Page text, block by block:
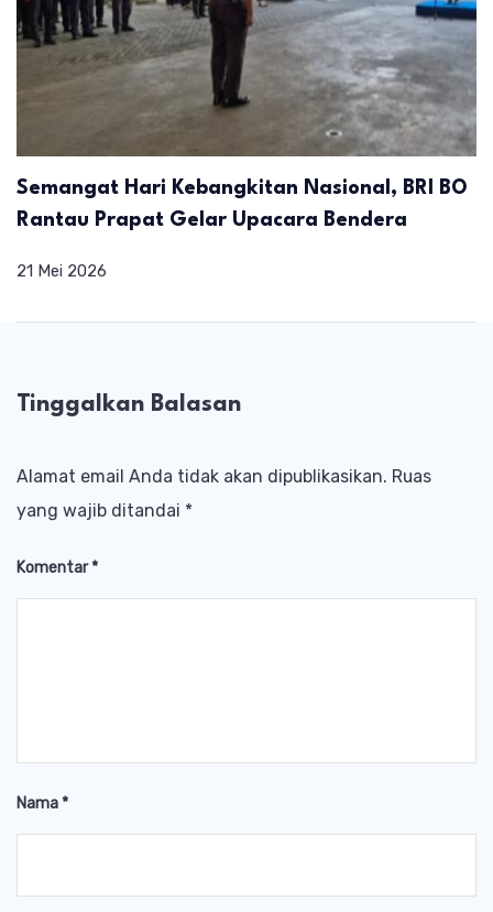
Semangat Hari Kebangkitan Nasional, BRI BO
Rantau Prapat Gelar Upacara Bendera
21 Mei 2026
Tinggalkan Balasan
Alamat email Anda tidak akan dipublikasikan. Ruas
yang wajib ditandai *
Komentar*
Nama*